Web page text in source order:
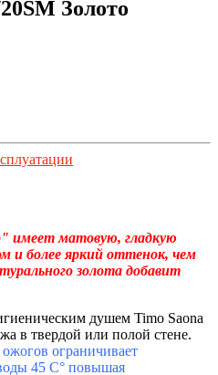
Золото
имеет матовую, гладкую
и более яркий оттенок, чем
золота добавит
душем Timo Saona
в твердой или полой стене.
ограничивает
45 С° повышая